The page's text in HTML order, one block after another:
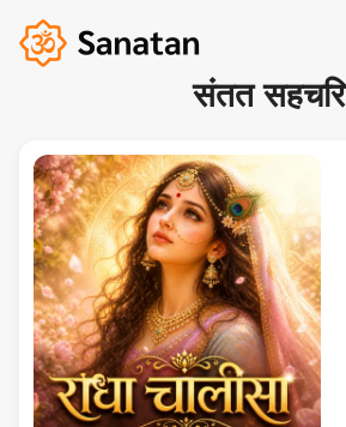
संतत सहचरि